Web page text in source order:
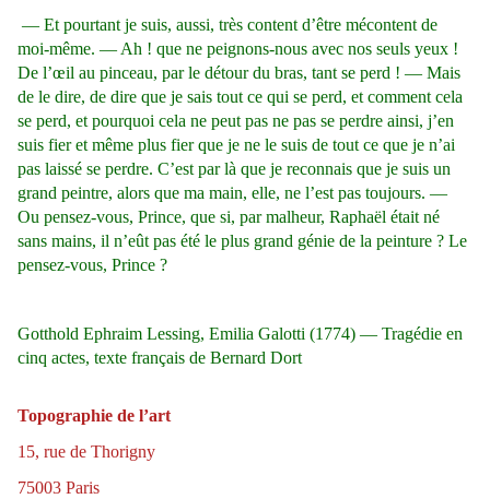
— Et pourtant je suis, aussi, très content d’être mécontent de
moi-même. — Ah ! que ne peignons-nous avec nos seuls yeux !
De l’œil au pinceau, par le détour du bras, tant se perd ! — Mais
de le dire, de dire que je sais tout ce qui se perd, et comment cela
se perd, et pourquoi cela ne peut pas ne pas se perdre ainsi, j’en
suis fier et même plus fier que je ne le suis de tout ce que je n’ai
pas laissé se perdre. C’est par là que je reconnais que je suis un
grand peintre, alors que ma main, elle, ne l’est pas toujours. —
Ou pensez-vous, Prince, que si, par malheur, Raphaël était né
sans mains, il n’eût pas été le plus grand génie de la peinture ? Le
pensez-vous, Prince ?
Gotthold Ephraim Lessing, Emilia Galotti (1774) — Tragédie en
cinq actes, texte français de Bernard Dort
Topographie de l’art
15, rue de Thorigny
75003 Paris